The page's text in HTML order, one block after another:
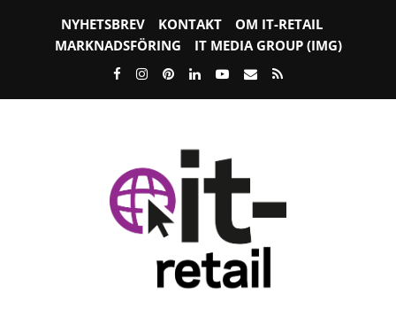
NYHETSBREV KONTAKT
OM IT-RETAIL
MARKNADSFÖRING
IT MEDIA GROUP (IMG)